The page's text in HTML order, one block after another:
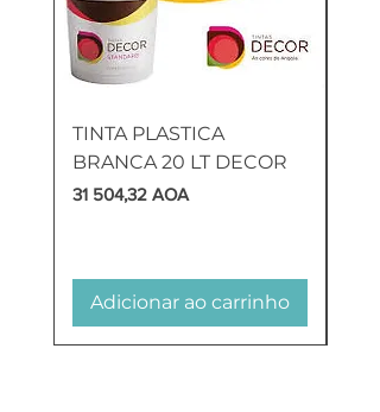
TINTA PLASTICA
BRANCA 20 LT DECOR
Preço
31 504,32 AOA
Adicionar ao carrinho